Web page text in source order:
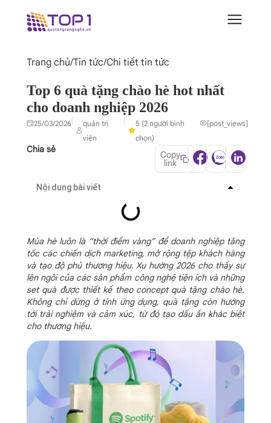
Trang chủ/Tin tức/Chi tiết tin tức
Top 6 quà tặng chào hè hot nhất
cho doanh nghiệp 2026
25/03/2026|
quản trị
viên
|
5 (2 người bình
chọn)
[post_views]
Chia sẻ Copy
link
Nội dung bài viết
Mùa hè luôn là “thời điểm vàng” để doanh nghiệp tăng
tốc các chiến dịch marketing, mở rộng tệp khách hàng
và tạo độ phủ thương hiệu.Xu hướng 2026 cho thấy sự
lên ngôi của các sản phẩm công nghệ tiện ích và những
set quà được thiết kế theo concept quà tặng chào hè.
Không chỉ dừng ở tính ứng dụng, quà tặng còn hướng
tới trải nghiệm và cảm xúc, từ đó tạo dấu ấn khác biệt
cho thương hiệu.